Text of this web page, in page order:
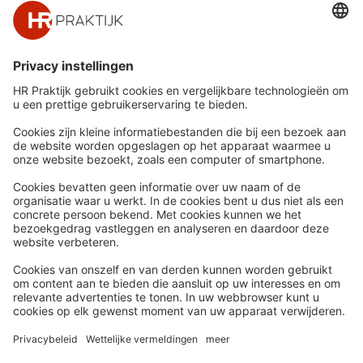
Snel naar
Nieuws
Whitepapers
Webinars
Word lid
Contact
Meer
HR Academy
HR Podcast
CHRO
HR Day
Volg Ons